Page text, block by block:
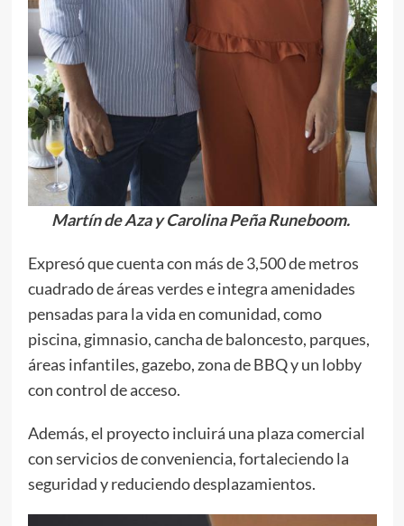
Martín de Aza y Carolina Peña Runeboom.
Expresó que cuenta con más de 3,500 de metros
cuadrado de áreas verdes e integra amenidades
pensadas para la vida en comunidad, como
piscina, gimnasio, cancha de baloncesto, parques,
áreas infantiles, gazebo, zona de BBQ y un lobby
con control de acceso.
Además, el proyecto incluirá una plaza comercial
con servicios de conveniencia, fortaleciendo la
seguridad y reduciendo desplazamientos.